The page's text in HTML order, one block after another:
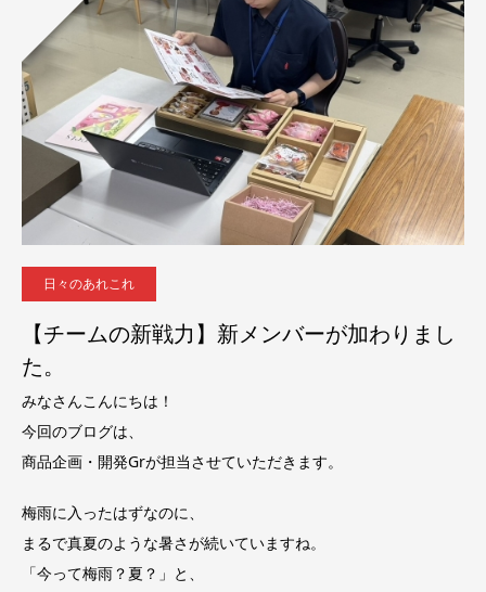
日々のあれこれ
【チームの新戦力】新メンバーが加わりまし
た。
みなさんこんにちは！
今回のブログは、
商品企画・開発Grが担当させていただきます。
梅雨に入ったはずなのに、
まるで真夏のような暑さが続いていますね。
「今って梅雨？夏？」と、